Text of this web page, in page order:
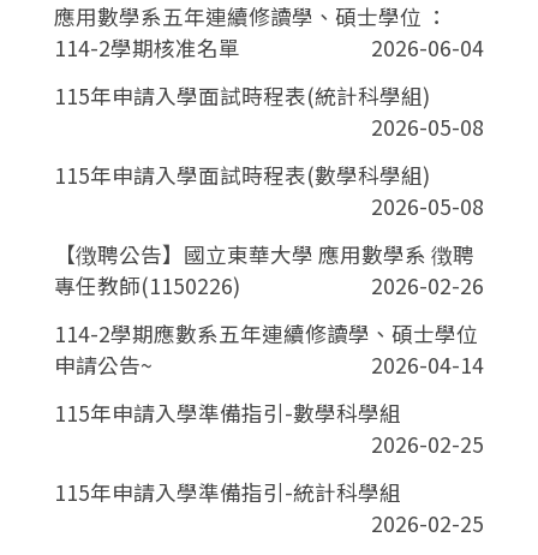
應用數學系五年連續修讀學、碩士學位 ：
114-2學期核准名單
2026-06-04
115年申請入學面試時程表(統計科學組)
2026-05-08
115年申請入學面試時程表(數學科學組)
2026-05-08
【徴聘公告】國立東華大學 應用數學系 徴聘
專任教師(1150226)
2026-02-26
114-2學期應數系五年連續修讀學、碩士學位
申請公告~
2026-04-14
115年申請入學準備指引-數學科學組
2026-02-25
115年申請入學準備指引-統計科學組
2026-02-25